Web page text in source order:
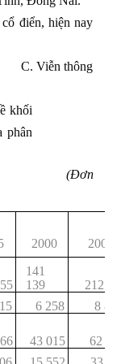
điển, hiện nay
Viễn thông
khối
phân
2000 2005
141
139
212
6 258
8
43 015
62